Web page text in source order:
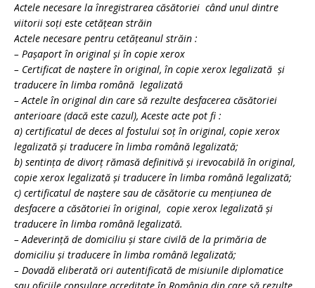
Actele necesare la înregistrarea căsătoriei când unul dintre
viitorii soţi este cetăţean străin
Actele necesare pentru cetăţeanul străin :
– Paşaport în original şi în copie xerox
– Certificat de naştere în original, în copie xerox legalizată şi
traducere în limba română legalizată
– Actele în original din care să rezulte desfacerea căsătoriei
anterioare (dacă este cazul), Aceste acte pot fi :
a) certificatul de deces al fostului soţ în original, copie xerox
legalizată şi traducere în limba română legalizată;
b) sentinţa de divorţ rămasă definitivă şi irevocabilă în original,
copie xerox legalizată şi traducere în limba română legalizată;
c) certificatul de naştere sau de căsătorie cu menţiunea de
desfacere a căsătoriei în original, copie xerox legalizată şi
traducere în limba română legalizată.
– Adeverinţă de domiciliu şi stare civilă de la primăria de
domiciliu şi traducere în limba română legalizată;
– Dovadă eliberată ori autentificată de misiunile diplomatice